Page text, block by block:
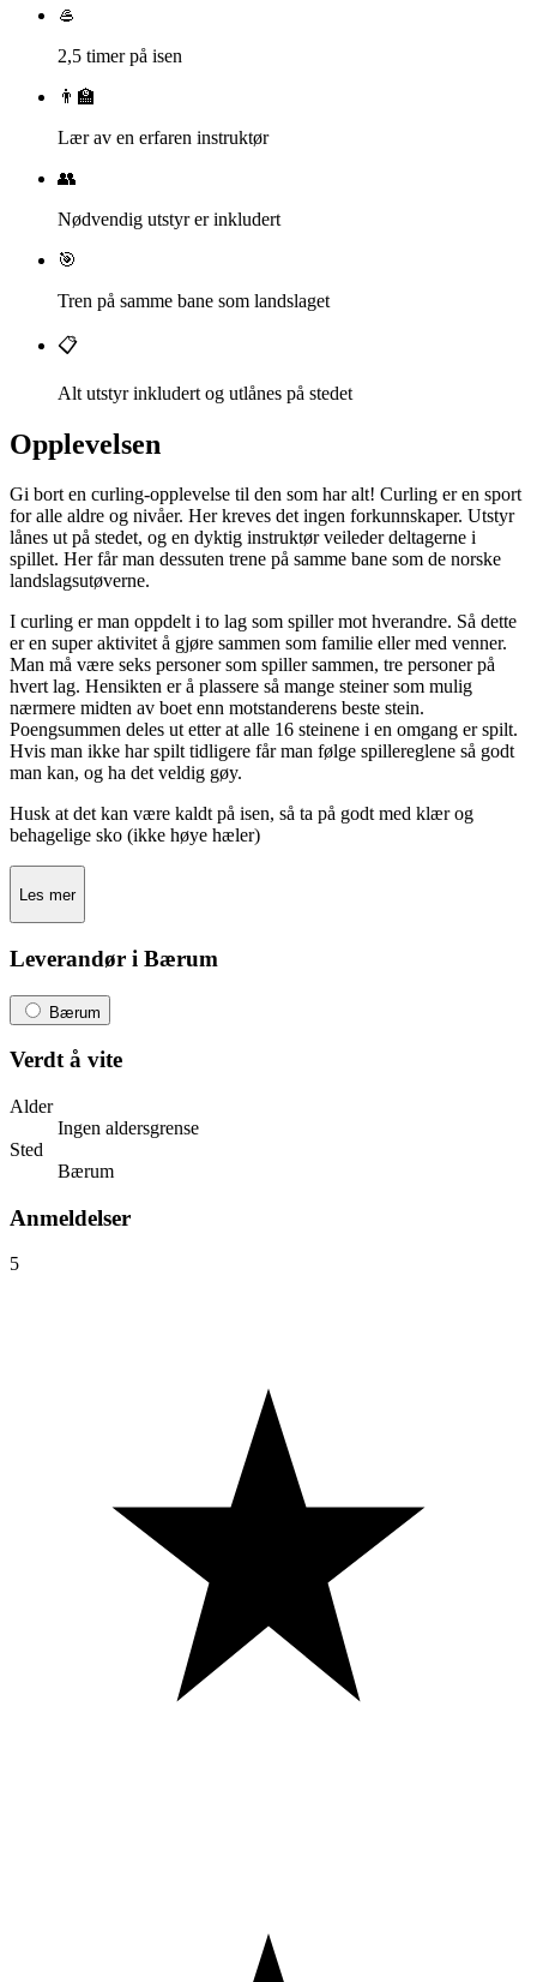
🥌
2,5 timer på isen
👨‍🏫
Lær av en erfaren instruktør
👥
Nødvendig utstyr er inkludert
🎯
Tren på samme bane som landslaget
📋
Alt utstyr inkludert og utlånes på stedet
Opplevelsen
Gi bort en curling-opplevelse til den som har alt! Curling er en sport
for alle aldre og nivåer. Her kreves det ingen forkunnskaper. Utstyr
lånes ut på stedet, og en dyktig instruktør veileder deltagerne i
spillet. Her får man dessuten trene på samme bane som de norske
landslagsutøverne.
I curling er man oppdelt i to lag som spiller mot hverandre. Så dette
er en super aktivitet å gjøre sammen som familie eller med venner.
Man må være seks personer som spiller sammen, tre personer på
hvert lag. Hensikten er å plassere så mange steiner som mulig
nærmere midten av boet enn motstanderens beste stein.
Poengsummen deles ut etter at alle 16 steinene i en omgang er spilt.
Hvis man ikke har spilt tidligere får man følge spillereglene så godt
man kan, og ha det veldig gøy.
Husk at det kan være kaldt på isen, så ta på godt med klær og
behagelige sko (ikke høye hæler)
Les mer
Leverandør i Bærum
Bærum
Verdt å vite
Alder
Ingen aldersgrense
Sted
Bærum
Anmeldelser
5